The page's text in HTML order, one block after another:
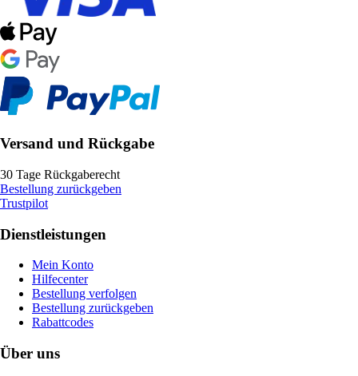
Versand und Rückgabe
30 Tage Rückgaberecht
Bestellung zurückgeben
Trustpilot
Dienstleistungen
Mein Konto
Hilfecenter
Bestellung verfolgen
Bestellung zurückgeben
Rabattcodes
Über uns